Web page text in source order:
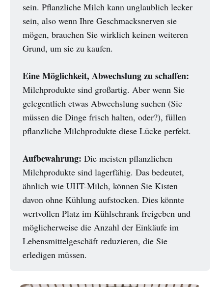
sein. Pflanzliche Milch kann unglaublich lecker
sein, also wenn Ihre Geschmacksnerven sie
mögen, brauchen Sie wirklich keinen weiteren
Grund, um sie zu kaufen.
Eine Möglichkeit, Abwechslung zu schaffen:
Milchprodukte sind großartig. Aber wenn Sie
gelegentlich etwas Abwechslung suchen (Sie
müssen die Dinge frisch halten, oder?), füllen
pflanzliche Milchprodukte diese Lücke perfekt.
Aufbewahrung: Die meisten pflanzlichen
Milchprodukte sind lagerfähig. Das bedeutet,
ähnlich wie UHT-Milch, können Sie Kisten
davon ohne Kühlung aufstocken. Dies könnte
wertvollen Platz im Kühlschrank freigeben und
möglicherweise die Anzahl der Einkäufe im
Lebensmittelgeschäft reduzieren, die Sie
erledigen müssen.